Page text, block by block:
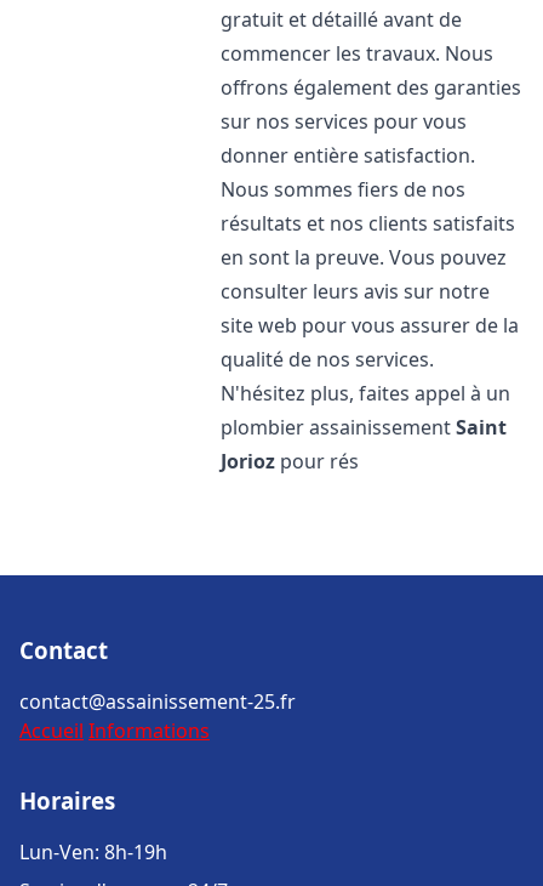
gratuit et détaillé avant de
commencer les travaux. Nous
offrons également des garanties
sur nos services pour vous
donner entière satisfaction.
Nous sommes fiers de nos
résultats et nos clients satisfaits
en sont la preuve. Vous pouvez
consulter leurs avis sur notre
site web pour vous assurer de la
qualité de nos services.
N'hésitez plus, faites appel à un
plombier assainissementSaint
Jorioz pour rés
Contact
contact@assainissement-25.fr
Accueil Informations
Horaires
Lun-Ven: 8h-19h